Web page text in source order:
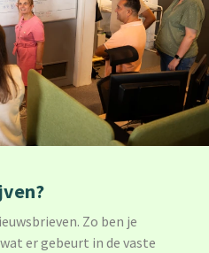
Zo ben je
er gebeurt in de vaste